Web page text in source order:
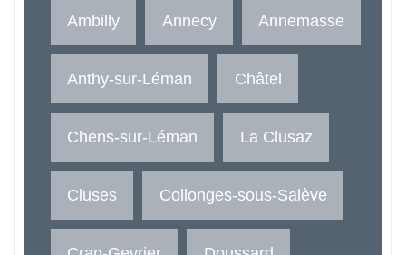
Ambilly Annecy Annemasse
Anthy-sur-Léman Châtel
Chens-sur-Léman La Clusaz
Cluses Collonges-sous-Salève